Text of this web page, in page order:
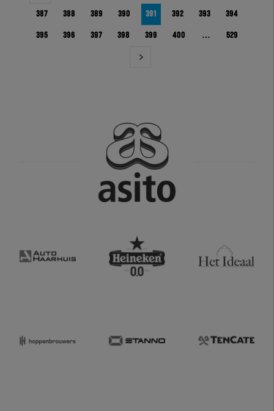
387 388 389 390 391 392 393 394
395 396 397 398 399 400 … 529